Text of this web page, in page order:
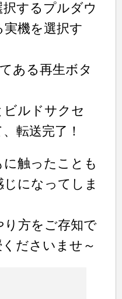
するプルダウ
機を選択す
ある再生ボタ
ルドサクセ
転送完了！
触ったことも
になってしま
り方をご存知で
ださいませ～